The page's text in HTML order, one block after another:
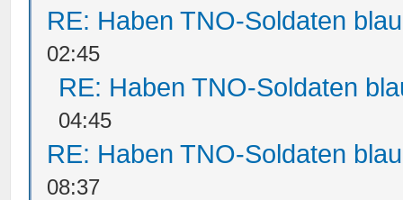
RE: Haben TNO-Soldaten
02:45
RE: Haben TNO-Soldaten
04:45
RE: Haben TNO-Soldaten
08:37